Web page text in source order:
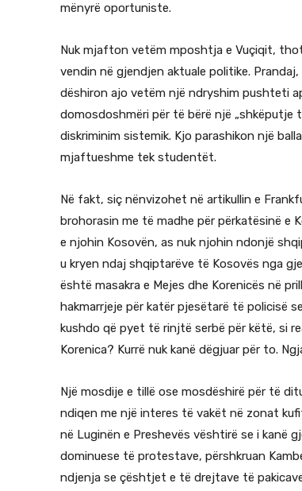
mënyrë oportuniste.
Nuk mjafton vetëm mposhtja e Vuçiqit,
vendin në gjendjen aktuale politike.
dëshiron ajo vetëm një ndryshim pushteti
domosdoshmëri për të bërë një „shkëputje
diskriminim sistemik. Kjo parashikon një
mjaftueshme tek studentët.
Në fakt, siç nënvizohet në artikullin e
brohorasin me të madhe për përkatësinë e
e njohin Kosovën, as nuk njohin ndonjë
u kryen ndaj shqiptarëve të Kosovës nga
është masakra e Mejes dhe Korenicës në
hakmarrjeje për katër pjesëtarë të policisë
kushdo që pyet të rinjtë serbë për këtë, si
Korenica? Kurrë nuk kanë dëgjuar për to.
Një mosdije e tillë ose mosdëshirë për të
ndiqen me një interes të vakët në zonat
në Luginën e Preshevës vështirë se i kanë
dominuese të protestave, përshkruan
ndjenja se çështjet e të drejtave të